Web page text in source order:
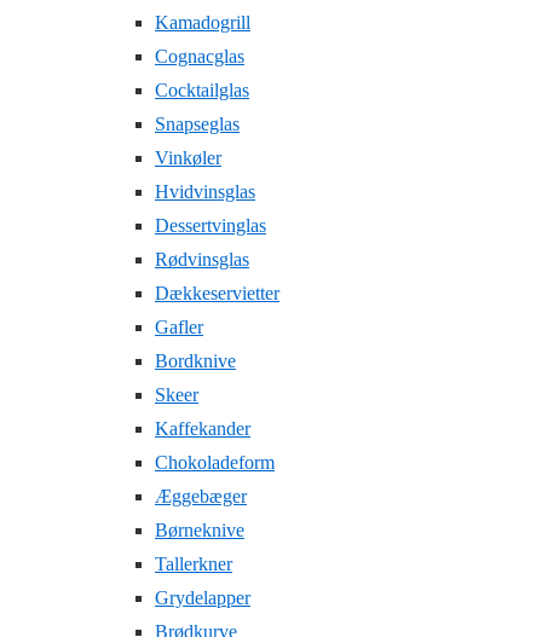
Kamadogrill
Cognacglas
Cocktailglas
Snapseglas
Vinkøler
Hvidvinsglas
Dessertvinglas
Rødvinsglas
Dækkeservietter
Gafler
Bordknive
Skeer
Kaffekander
Chokoladeform
Æggebæger
Børneknive
Tallerkner
Grydelapper
Brødkurve